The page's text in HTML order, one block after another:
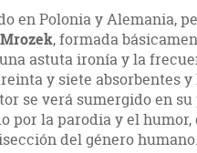
en Polonia y Alemania,
, formada
astuta ironía y la
y siete absorbentes
se verá sumergido en
por la parodia y el humor,
del género humano.